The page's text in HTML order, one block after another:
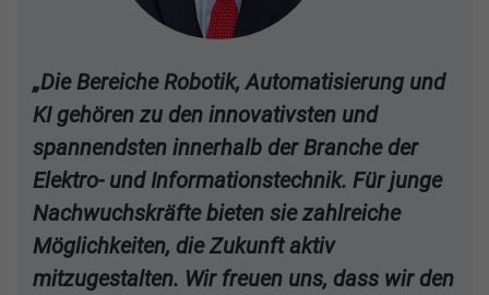
„Die Bereiche Robotik, Automatisierung und
KI gehören zu den innovativsten und
spannendsten innerhalb der Branche der
Elektro- und Informationstechnik. Für junge
Nachwuchskräfte bieten sie zahlreiche
Möglichkeiten, die Zukunft aktiv
mitzugestalten. Wir freuen uns, dass wir den